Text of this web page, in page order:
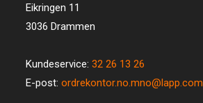
Eikringen 11
3036 Drammen
Kundeservice:32 26 13 26
E-post:ordrekontor.no.mno@lapp.com